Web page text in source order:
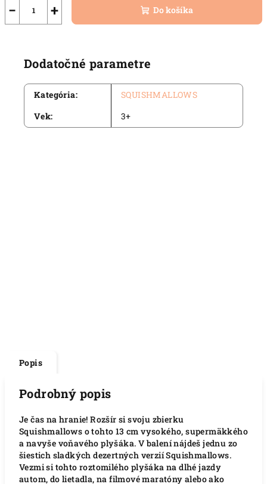
+
− Do košíka
Dodatočné parametre
Kategória:
SQUISHMALLOWS
Vek: 3+
Popis
Podrobný popis
Je čas na hranie! Rozšír si svoju zbierku
Squishmallows o tohto 13 cm vysokého, supermäkkého
a navyše voňavého plyšáka. V balení nájdeš jednu zo
šiestich sladkých dezertných verzií Squishmallows.
Vezmi si tohto roztomilého plyšáka na dlhé jazdy
autom, do lietadla, na filmové maratóny alebo ako